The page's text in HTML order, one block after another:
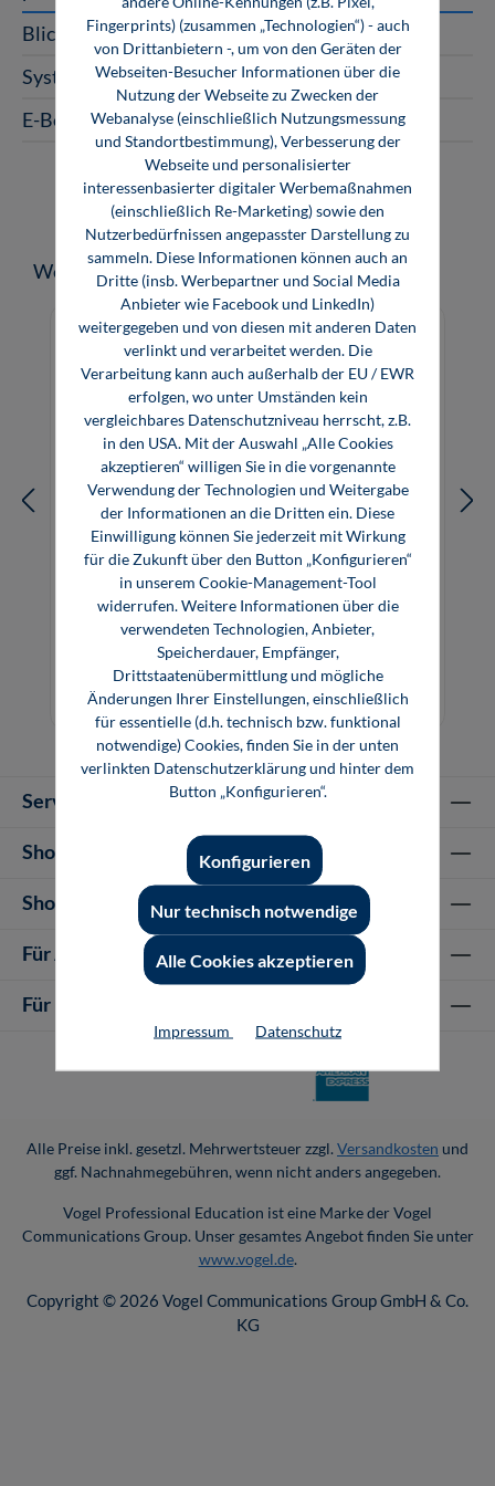
Blick ins Buch
Systemanforderungen für E-Books
E-Book-Code einlösen
Produktgalerie überspringen
Weitere Medien zum Thema
PROCESS Insights: Current Challenges
for Polyethylene Market and Projects
29,90 €*
Download
Service-Hotline
Shop Informationen
Shop-Service
Für Autor-/innen
Für Unternehmen
Alle Preise inkl. gesetzl. Mehrwertsteuer zzgl. Versandkosten und
ggf. Nachnahmegebühren, wenn nicht anders angegeben.
Vogel Professional Education ist eine Marke der Vogel
Communications Group. Unser gesamtes Angebot finden Sie unter
www.vogel.de.
Copyright © 2026 Vogel Communications Group GmbH & Co.
KG
Fingerprints) (zusammen „Technologien“) - auch
von Drittanbietern -, um von den Geräten der
Webseiten-Besucher Informationen über die
Nutzung der Webseite zu Zwecken der
Webanalyse (einschließlich Nutzungsmessung
und Standortbestimmung), Verbesserung der
Webseite und personalisierter
interessenbasierter digitaler Werbemaßnahmen
(einschließlich Re-Marketing) sowie den
Nutzerbedürfnissen angepasster Darstellung zu
sammeln. Diese Informationen können auch an
Dritte (insb. Werbepartner und Social Media
Anbieter wie Facebook und LinkedIn)
weitergegeben und von diesen mit anderen Daten
verlinkt und verarbeitet werden. Die
Verarbeitung kann auch außerhalb der EU / EWR
erfolgen, wo unter Umständen kein
vergleichbares Datenschutzniveau herrscht, z.B.
in den USA. Mit der Auswahl „Alle Cookies
akzeptieren“ willigen Sie in die vorgenannte
Verwendung der Technologien und Weitergabe
der Informationen an die Dritten ein. Diese
Einwilligung können Sie jederzeit mit Wirkung
für die Zukunft über den Button „Konfigurieren“
in unserem Cookie-Management-Tool
widerrufen. Weitere Informationen über die
verwendeten Technologien, Anbieter,
Speicherdauer, Empfänger,
Drittstaatenübermittlung und mögliche
Änderungen Ihrer Einstellungen, einschließlich
für essentielle (d.h. technisch bzw. funktional
notwendige) Cookies, finden Sie in der unten
verlinkten Datenschutzerklärung und hinter dem
Button „Konfigurieren“.
Nur technisch notwendige
Konfigurieren
Alle Cookies akzeptieren
Impressum Datenschutz